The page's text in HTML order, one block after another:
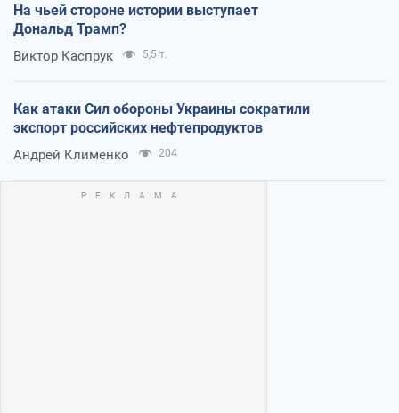
На чьей стороне истории выступает
Дональд Трамп?
Виктор Каспрук 5,5 т.
Как атаки Сил обороны Украины сократили
экспорт российских нефтепродуктов
Андрей Клименко 204